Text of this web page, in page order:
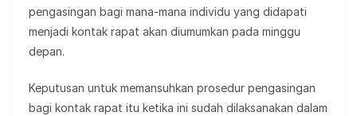
pengasingan bagi mana-mana individu yang didapati
menjadi kontak rapat akan diumumkan pada minggu
depan.
Keputusan untuk memansuhkan prosedur pengasingan
bagi kontak rapat itu ketika ini sudah dilaksanakan dalam